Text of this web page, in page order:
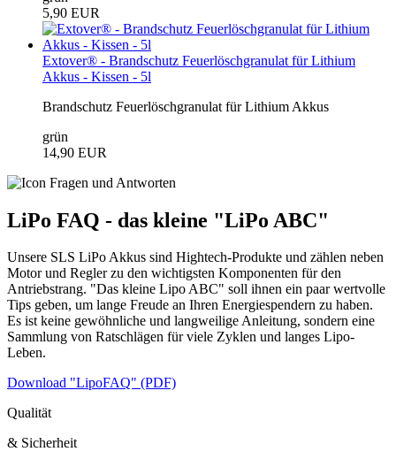
5,90 EUR
Extover® - Brandschutz Feuerlöschgranulat für Lithium
Akkus - Kissen - 5l
Brandschutz Feuerlöschgranulat für Lithium Akkus
grün
14,90 EUR
LiPo FAQ - das kleine "LiPo ABC"
Unsere SLS LiPo Akkus sind Hightech-Produkte und zählen neben
Motor und Regler zu den wichtigsten Komponenten für den
Antriebstrang. "Das kleine Lipo ABC" soll ihnen ein paar wertvolle
Tips geben, um lange Freude an Ihren Energiespendern zu haben.
Es ist keine gewöhnliche und langweilige Anleitung, sondern eine
Sammlung von Ratschlägen für viele Zyklen und langes Lipo-
Leben.
Download "LipoFAQ" (PDF)
Qualität
& Sicherheit